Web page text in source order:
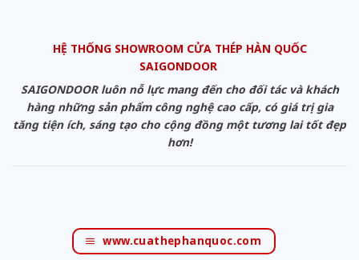
HỆ THỐNG SHOWROOM CỬA THÉP HÀN QUỐC
SAIGONDOOR
SAIGONDOOR luôn nỗ lực mang đến cho đối tác và khách
hàng những sản phẩm công nghệ cao cấp, có giá trị gia
tăng tiện ích, sáng tạo cho cộng đồng một tương lai tốt đẹp
hơn!
www.cuathephanquoc.com